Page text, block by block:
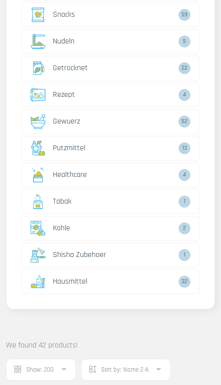
Snacks 59
Nudeln 5
Getrocknet 22
Rezept 4
Gewuerz 52
Putzmittel 13
Healthcare 4
Tabak 1
Kohle 2
Shisha Zubehoer 1
Hausmittel 32
We found 42 products!
Show: 200 Sort by: Name Z-A